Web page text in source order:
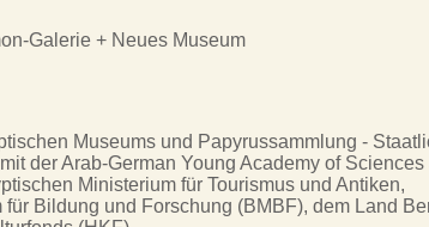
Galerie + Neues Museum
Museums und Papyrussammlung -
der Arab-German Young Academy of Sciences
Ministerium für Tourismus und Antiken,
Bildung und Forschung (BMBF), dem Land